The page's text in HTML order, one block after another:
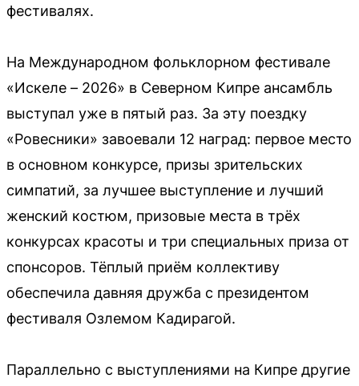
фестивалях.
На Международном фольклорном фестивале
«Искеле – 2026» в Северном Кипре ансамбль
выступал уже в пятый раз. За эту поездку
«Ровесники» завоевали 12 наград: первое место
в основном конкурсе, призы зрительских
симпатий, за лучшее выступление и лучший
женский костюм, призовые места в трёх
конкурсах красоты и три специальных приза от
спонсоров. Тёплый приём коллективу
обеспечила давняя дружба с президентом
фестиваля Озлемом Кадирагой.
Параллельно с выступлениями на Кипре другие